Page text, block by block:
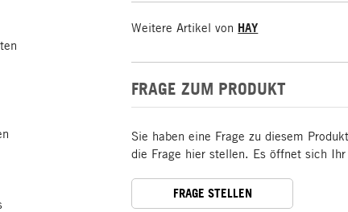
Weitere Artikel von HAY
FRAGE ZUM PRODUKT
Sie haben eine Frage zu diesem
die Frage hier stellen. Es öffnet sich
FRAGE STELLEN